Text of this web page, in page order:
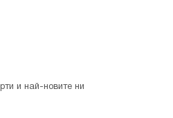
и най-новите ни